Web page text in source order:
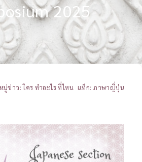
2025
มู่ข่าว:ใคร ทำอะไร ที่ไหน แท็ก: ภาษาญี่ปุ่น